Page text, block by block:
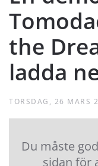
the
ladda
TORSDAG, 26 MARS
Du måste
sidan för